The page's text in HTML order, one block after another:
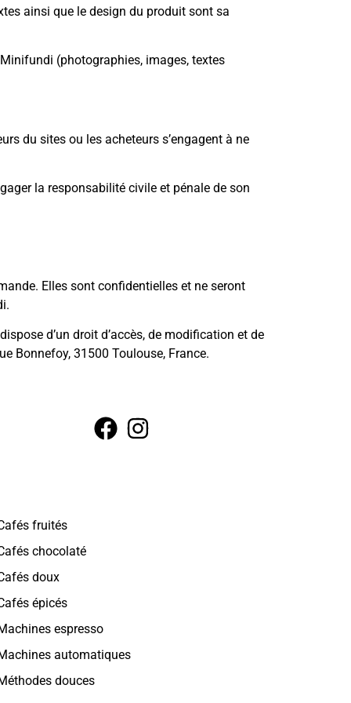
ainsi que le design du produit sont sa
(photographies, images, textes
du sites ou les acheteurs s’engagent à ne
la responsabilité civile et pénale de son
Elles sont confidentielles et ne seront
d’un droit d’accès, de modification et de
Bonnefoy, 31500 Toulouse, France.
fruités
chocolaté
doux
épicés
espresso
automatiques
douces